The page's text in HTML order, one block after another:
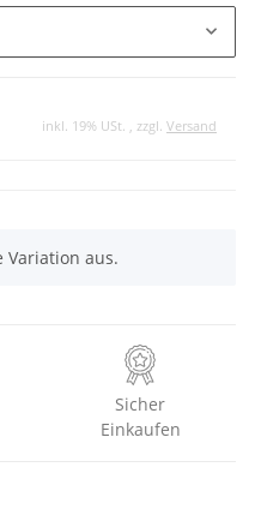
inkl. 19% USt. , zzgl. Versand
Variation aus.
Sicher
Einkaufen